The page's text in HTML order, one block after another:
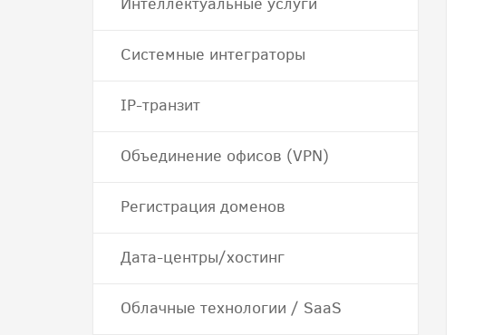
Системные интеграторы
IP-транзит
Объединение офисов (VPN)
Регистрация доменов
Дата-центры/хостинг
Облачные технологии / SaaS